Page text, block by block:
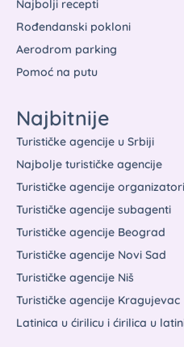
Najbolji recepti
Rođendanski pokloni
Aerodrom parking
Pomoć na putu
Najbitnije
Turističke agencije u Srbiji
Najbolje turističke agencije
Turističke agencije organizatori
Turističke agencije subagenti
Turističke agencije Beograd
Turističke agencije Novi Sad
Turističke agencije Niš
Turističke agencije Kragujevac
Latinica u ćirilicu i ćirilica u